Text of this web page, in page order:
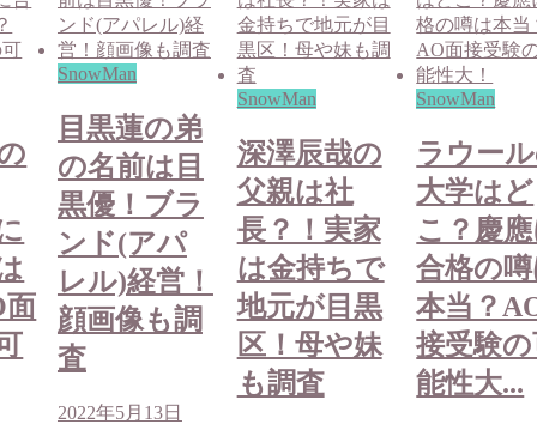
面
SnowMan
目黒蓮の弟
の名前は目
黒優！ブラ
ンド(アパ
レル)経営！
顔画像も調
査
2022年5月13日
SnowMan
深澤辰哉の
父親は社
長？！実家
は金持ちで
地元が目黒
区！母や妹
も調査
SnowMan
ラウー
大学はど
こ？慶
合格の
本当？
接受験
能性大...